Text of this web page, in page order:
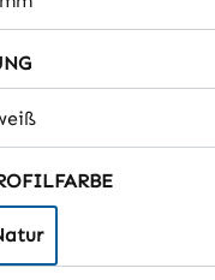
auswählen
auswählen